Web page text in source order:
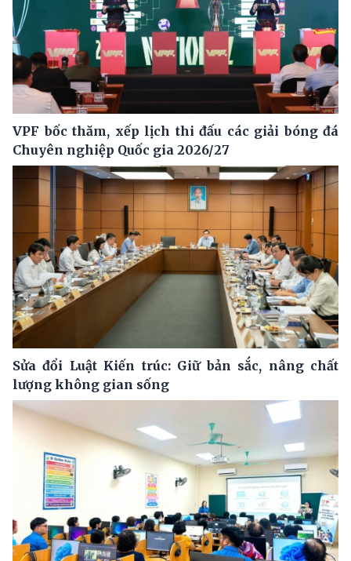
VPF bốc thăm, xếp lịch thi đấu các giải bóng đá
Chuyên nghiệp Quốc gia 2026/27
Sửa đổi Luật Kiến trúc: Giữ bản sắc, nâng chất
lượng không gian sống